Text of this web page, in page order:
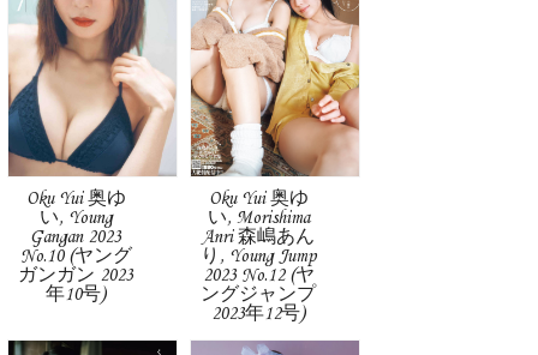
Oku Yui 奥ゆ
い, Young
Gangan 2023
No.10 (ヤング
ガンガン 2023
年10号)
Oku Yui 奥ゆ
い, Morishima
Anri 森嶋あん
り, Young Jump
2023 No.12 (ヤ
ングジャンプ
2023年12号)